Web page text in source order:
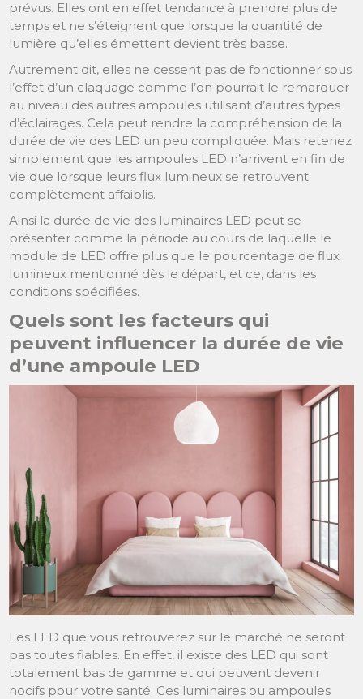
prévus. Elles ont en effet tendance à prendre plus de
temps et ne s’éteignent que lorsque la quantité de
lumière qu’elles émettent devient très basse.
Autrement dit, elles ne cessent pas de fonctionner sous
l’effet d’un claquage comme l’on pourrait le remarquer
au niveau des autres ampoules utilisant d’autres types
d’éclairages. Cela peut rendre la compréhension de la
durée de vie des LED un peu compliquée. Mais retenez
simplement que les ampoules LED n’arrivent en fin de
vie que lorsque leurs flux lumineux se retrouvent
complètement affaiblis.
Ainsi la durée de vie des luminaires LED peut se
présenter comme la période au cours de laquelle le
module de LED offre plus que le pourcentage de flux
lumineux mentionné dès le départ, et ce, dans les
conditions spécifiées.
Quels sont les facteurs qui
peuvent influencer la durée de vie
d’une ampoule LED
Les LED que vous retrouverez sur le marché ne seront
pas toutes fiables. En effet, il existe des LED qui sont
totalement bas de gamme et qui peuvent devenir
nocifs pour votre santé. Ces luminaires ou ampoules